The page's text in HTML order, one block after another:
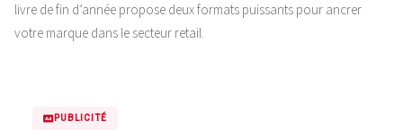
livre de fin d’année propose deux formats puissants pour ancrer
votre marque dans le secteur retail.
PUBLICITÉ